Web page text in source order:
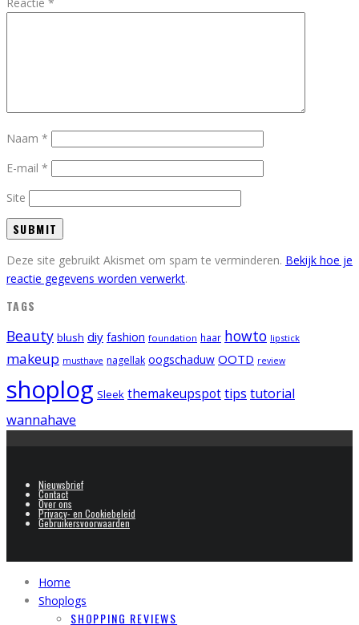
Reactie *
Naam *
E-mail *
Site
Deze site gebruikt Akismet om spam te verminderen. Bekijk hoe je
reactie gegevens worden verwerkt.
TAGS
Beauty blush diy fashion foundation haar howto lipstick
makeup musthave nagellak oogschaduw OOTD review
shoplog Sleek themakeupspottips tutorial
wannahave
Nieuwsbrief
Contact
Over ons
Privacy- en Cookiebeleid
Gebruikersvoorwaarden
Home
Shoplogs
SHOPPING REVIEWS